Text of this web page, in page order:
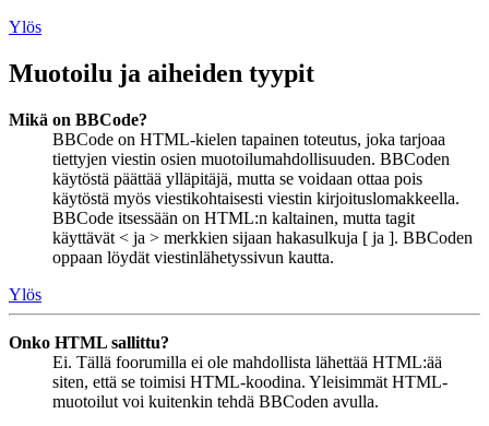
Ylös
Muotoilu ja aiheiden tyypit
Mikä on BBCode?
BBCode on HTML-kielen tapainen toteutus, joka tarjoaa
tiettyjen viestin osien muotoilumahdollisuuden. BBCoden
käytöstä päättää ylläpitäjä, mutta se voidaan ottaa pois
käytöstä myös viestikohtaisesti viestin kirjoituslomakkeella.
BBCode itsessään on HTML:n kaltainen, mutta tagit
käyttävät < ja > merkkien sijaan hakasulkuja [ ja ]. BBCoden
oppaan löydät viestinlähetyssivun kautta.
Ylös
Onko HTML sallittu?
Ei. Tällä foorumilla ei ole mahdollista lähettää HTML:ää
siten, että se toimisi HTML-koodina. Yleisimmät HTML-
muotoilut voi kuitenkin tehdä BBCoden avulla.